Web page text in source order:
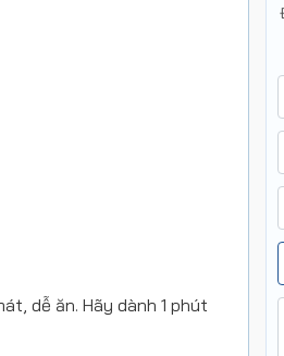
dễ ăn. Hãy dành 1 phút